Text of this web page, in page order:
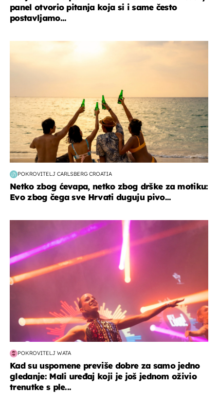
panel otvorio pitanja koja si i same često
postavljamo...
POKROVITELJ CARLSBERG CROATIA
Netko zbog ćevapa, netko zbog drške za motiku:
Evo zbog čega sve Hrvati duguju pivo...
POKROVITELJ WATA
Kad su uspomene previše dobre za samo jedno
gledanje: Mali uređaj koji je još jednom oživio
trenutke s ple...